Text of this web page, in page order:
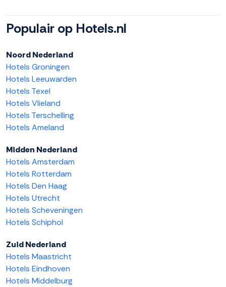
Populair op Hotels.nl
Noord Nederland
Hotels Groningen
Hotels Leeuwarden
Hotels Texel
Hotels Vlieland
Hotels Terschelling
Hotels Ameland
Midden Nederland
Hotels Amsterdam
Hotels Rotterdam
Hotels Den Haag
Hotels Utrecht
Hotels Scheveningen
Hotels Schiphol
Zuid Nederland
Hotels Maastricht
Hotels Eindhoven
Hotels Middelburg